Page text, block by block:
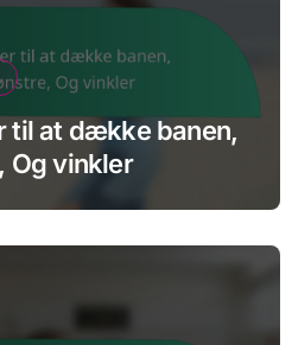
til at dække banen,
Og vinkler